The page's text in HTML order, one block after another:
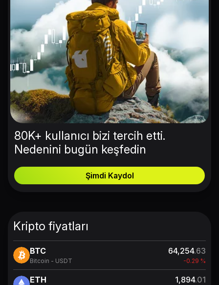
80K+ kullanıcı bizi tercih etti.
Nedenini bugün keşfedin
Şimdi Kaydol
Kripto fiyatları
BTC
Bitcoin - USDT
64,254.63
-0.29 %
ETH 1,894.01